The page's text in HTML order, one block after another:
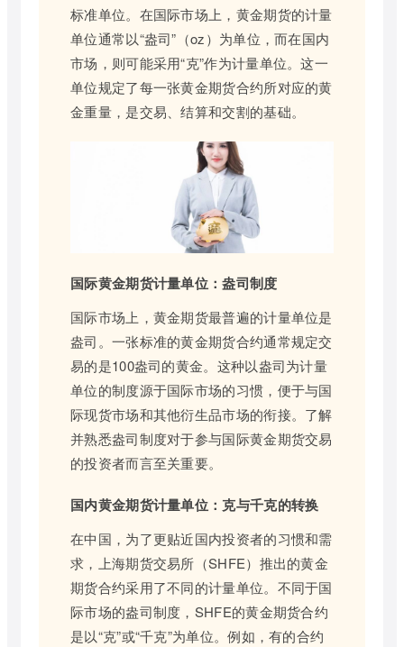
标准单位。在国际市场上，黄金期货的计量
单位通常以“盎司”（oz）为单位，而在国内
市场，则可能采用“克”作为计量单位。这一
单位规定了每一张黄金期货合约所对应的黄
金重量，是交易、结算和交割的基础。
国际黄金期货计量单位：盎司制度
国际市场上，黄金期货最普遍的计量单位是
盎司。一张标准的黄金期货合约通常规定交
易的是100盎司的黄金。这种以盎司为计量
单位的制度源于国际市场的习惯，便于与国
际现货市场和其他衍生品市场的衔接。了解
并熟悉盎司制度对于参与国际黄金期货交易
的投资者而言至关重要。
国内黄金期货计量单位：克与千克的转换
在中国，为了更贴近国内投资者的习惯和需
求，上海期货交易所（SHFE）推出的黄金
期货合约采用了不同的计量单位。不同于国
际市场的盎司制度，SHFE的黄金期货合约
是以“克”或“千克”为单位。例如，有的合约